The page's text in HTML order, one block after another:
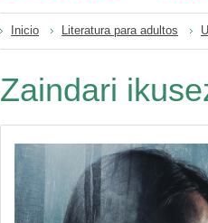
Inicio Literatura para adultos
Zaindari